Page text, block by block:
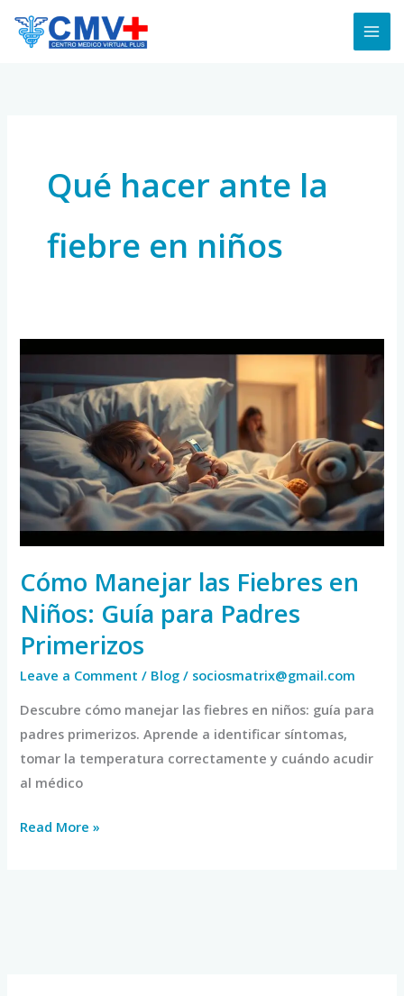
Qué hacer ante la
fiebre en niños
Cómo Manejar las Fiebres en
Niños: Guía para Padres
Primerizos
Leave a Comment / Blog / sociosmatrix@gmail.com
Descubre cómo manejar las fiebres en niños: guía para
padres primerizos. Aprende a identificar síntomas,
tomar la temperatura correctamente y cuándo acudir
al médico
Manejar
las
Fiebres
en
Niños:
Guía
para
Padres
Primerizos
Read More »